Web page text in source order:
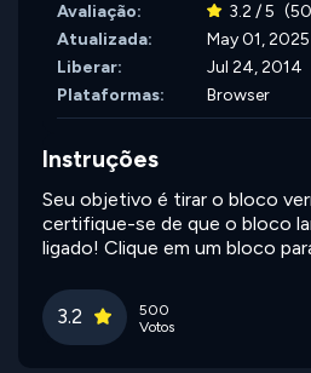
Avaliação:
3.2 / 5
Atualizada:
May 01, 2025
Liberar:
Jul 24, 2014
Plataformas:
Browser
Instruções
Seu objetivo é tirar o bloco
certifique-se de que o bloco
ligado! Clique em um bloco
3.2
500
Votos